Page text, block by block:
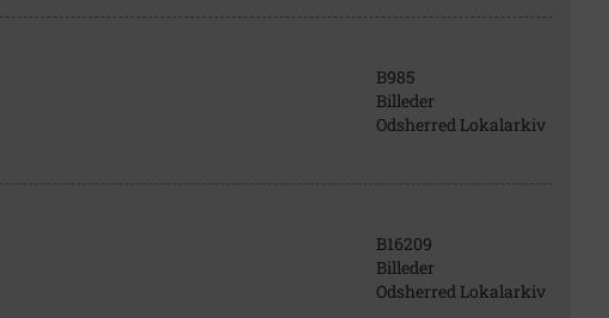
B985
Billeder
Odsherred Lokalarkiv
B16209
Billeder
Odsherred Lokalarkiv